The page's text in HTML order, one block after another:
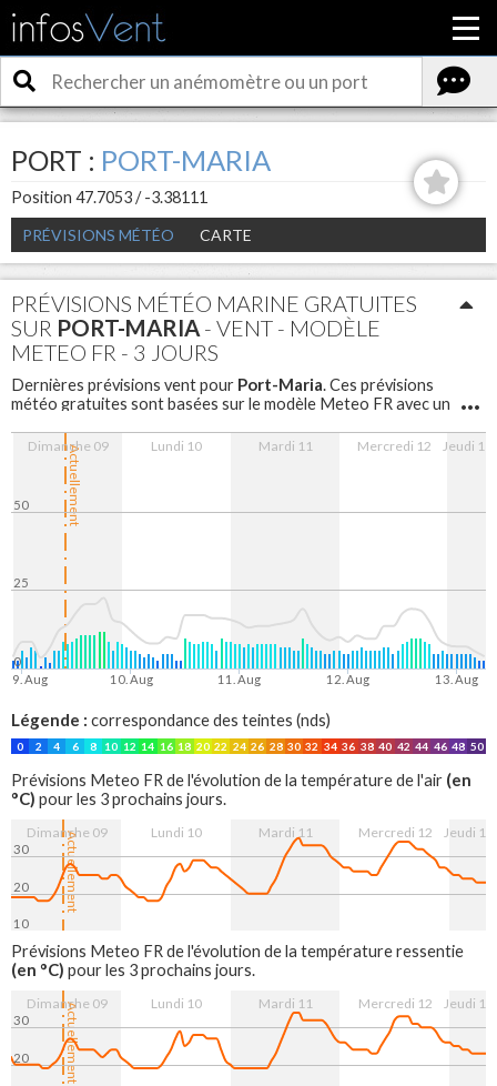
PORT : PORT-MARIA
Position 47.7053 / -3.38111
PRÉVISIONS MÉTÉO
CARTE
PRÉVISIONS MÉTÉO MARINE GRATUITES
SUR PORT-MARIA - VENT - MODÈLE
METEO FR - 3 JOURS
Dernières prévisions vent pour Port-Maria. Ces prévisions
météo gratuites sont basées sur le modèle Meteo FR avec un
avec un pas d'une heure.
Actuellement
Dimanche 09 Lundi 10 Mardi 11 Mercredi 12 Jeudi 13
9. Aug 10. Aug 11. Aug 12. Aug 13. Aug
0
25
50
Légende : correspondance des teintes (nds)
0 2 4 6 8 10 12 14 16 18 20 22 24 26 28 30 32 34 36 38 40 42 44 46 48 50
Prévisions Meteo FR de l'évolution de la température de l'air (en
°C) pour les 3 prochains jours.
Actuellement
Dimanche 09 Lundi 10 Mardi 11 Mercredi 12 Jeudi 13
10
20
30
Prévisions Meteo FR de l'évolution de la température ressentie
(en °C) pour les 3 prochains jours.
Actuellement
Dimanche 09 Lundi 10 Mardi 11 Mercredi 12 Jeudi 13
20
30